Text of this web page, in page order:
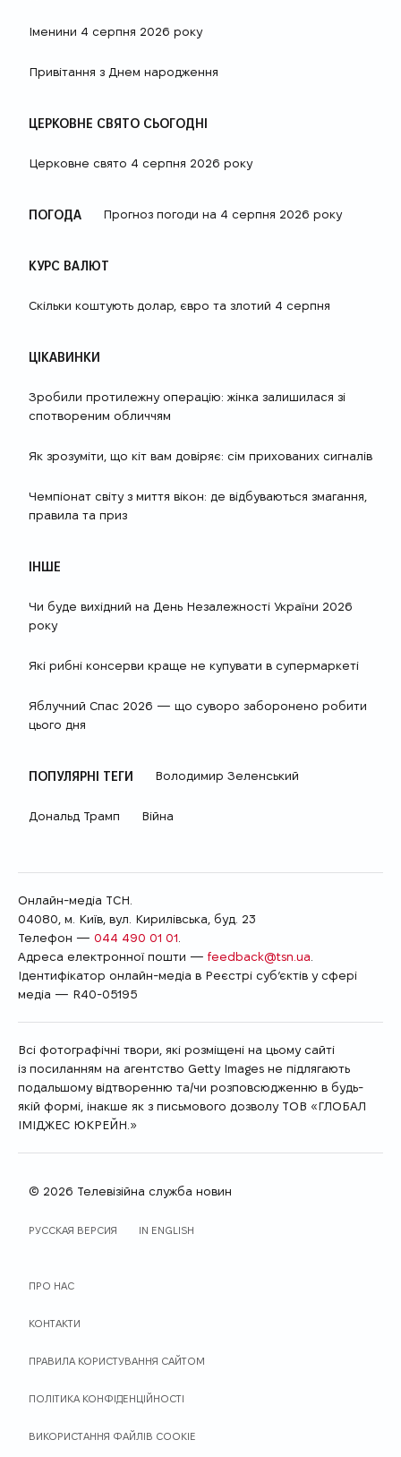
Іменини 4 серпня 2026 року
Привітання з Днем народження
ЦЕРКОВНЕ СВЯТО СЬОГОДНІ
Церковне свято 4 серпня 2026 року
ПОГОДА Прогноз погоди на 4 серпня 2026 року
КУРС ВАЛЮТ
Скільки коштують долар, євро та злотий 4 серпня
ЦІКАВИНКИ
Зробили протилежну операцію: жінка залишилася зі
спотвореним обличчям
Як зрозуміти, що кіт вам довіряє: сім прихованих сигналів
Чемпіонат світу з миття вікон: де відбуваються змагання,
правила та приз
ІНШЕ
Чи буде вихідний на День Незалежності України 2026
року
Які рибні консерви краще не купувати в супермаркеті
Яблучний Спас 2026 — що суворо заборонено робити
цього дня
ПОПУЛЯРНІ ТЕГИ Володимир Зеленський
Дональд Трамп Війна
Онлайн-медіа ТСН.
04080, м. Київ, вул. Кирилівська, буд. 23
Телефон — 044 490 01 01
Адреса електронної пошти — feedback@tsn.ua
Ідентифікатор онлайн-медіа в Реєстрі суб’єктів у сфері
медіа — R40-05195
Всі фотографічні твори, які розміщені на цьому сайті
із посиланням на агентство Getty Images не підлягають
подальшому відтворенню та/чи розповсюдженню в будь-
якій формі, інакше як з письмового дозволу ТОВ «ГЛОБАЛ
ІМІДЖЕС ЮКРЕЙН.»
© 2026 Телевізійна служба новин
РУССКАЯ ВЕРСИЯ
IN ENGLISH
ПРО НАС
КОНТАКТИ
ПРАВИЛА КОРИСТУВАННЯ САЙТОМ
ПОЛІТИКА КОНФІДЕНЦІЙНОСТІ
ВИКОРИСТАННЯ ФАЙЛІВ COOKIE